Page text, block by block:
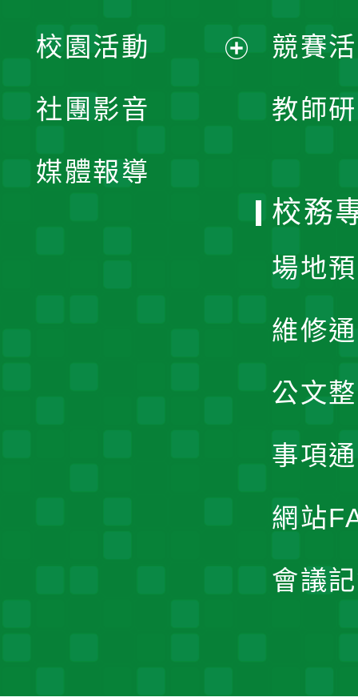
競賽
教師
開
校園活動
社團影音
媒體報導
校務
場地
維修
公文
事項
網站
會議